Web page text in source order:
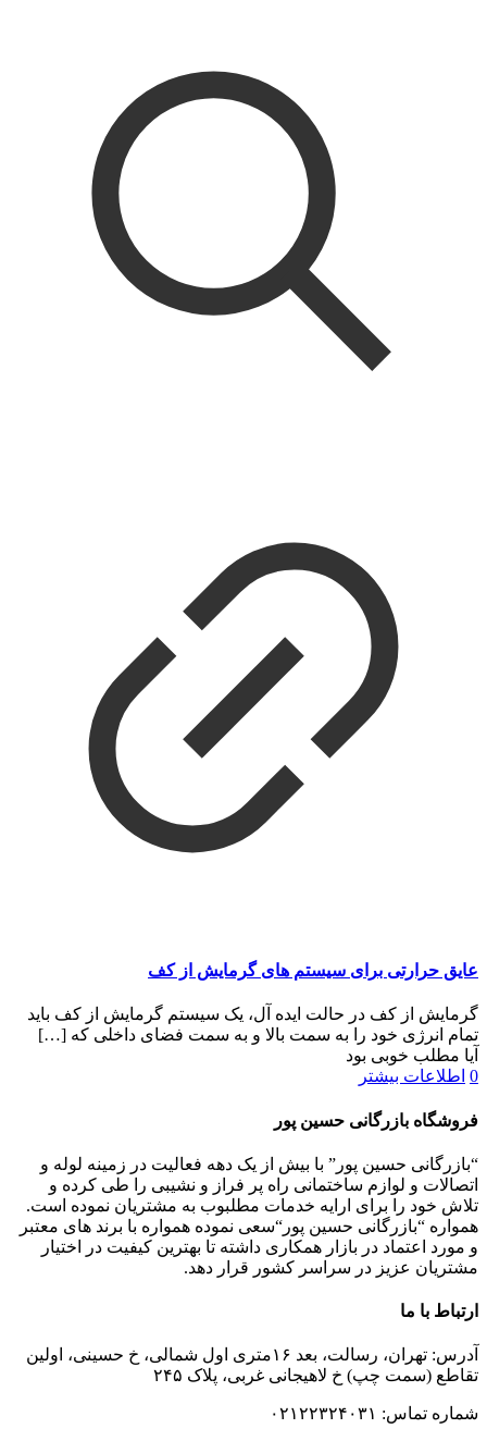
عایق حرارتی برای سیستم های گرمایش از کف
گرمایش از کف در حالت ایده آل، یک سیستم گرمایش از کف باید
تمام انرژی خود را به سمت بالا و به سمت فضای داخلی که […]
آیا مطلب خوبی بود
0 اطلاعات بیشتر
فروشگاه بازرگانی حسین پور
“بازرگانی حسین پور” با بیش از یک دهه فعالیت در زمینه لوله و
اتصالات و لوازم ساختمانی راه پر فراز و نشیبی را طی کرده و
تلاش خود را برای ارایه خدمات مطلبوب به مشتریان نموده است.
همواره “بازرگانی حسین پور“سعی نموده همواره با برند های معتبر
و مورد اعتماد در بازار همکاری داشته تا بهترین کیفیت در اختیار
مشتریان عزیز در سراسر کشور قرار دهد.
ارتباط با ما
آدرس: تهران، رسالت، بعد ۱۶متری اول شمالی، خ حسینی، اولین
تقاطع (سمت چپ) خ لاهیجانی غربی، پلاک ۲۴۵
شماره تماس: ۰۲۱۲۲۳۲۴۰۳۱